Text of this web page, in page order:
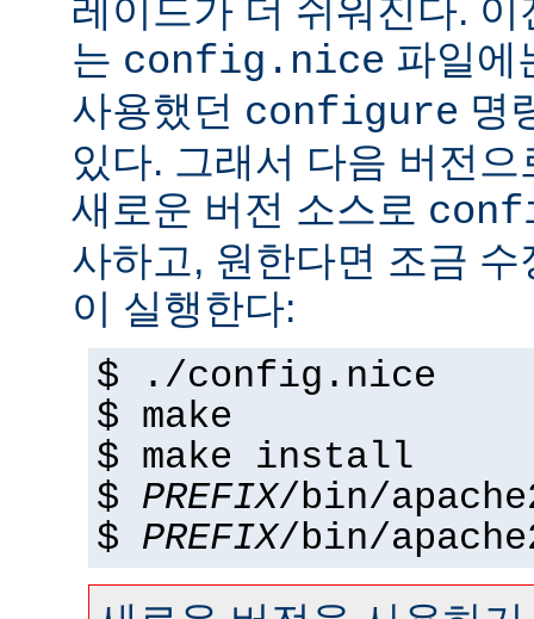
레이드가 더 쉬워진다.
는 config.nice 파일에
사용했던 configure 명
있다. 그래서 다음 버전
새로운 버전 소스로
사하고, 원한다면 조금
이 실행한다:
$ ./config.nice
$ make
$ make install
$ PREFIX/bin/
$ PREFIX/bin/